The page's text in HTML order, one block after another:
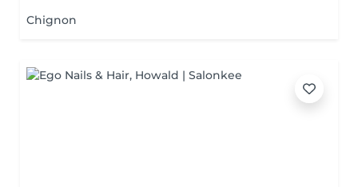
Chignon